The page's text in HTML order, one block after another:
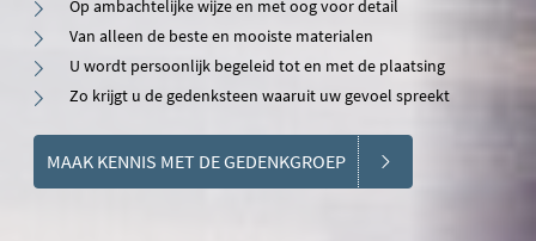
Op ambachtelijke wijze en met oog voor detail
Van alleen de beste en mooiste materialen
U wordt persoonlijk begeleid tot en met de plaatsing
Zo krijgt u de gedenksteen waaruit uw gevoel spreekt
MAAK KENNIS MET DE GEDENKGROEP